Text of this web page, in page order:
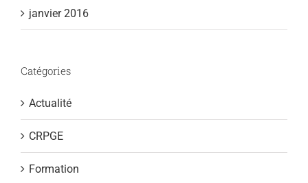
janvier 2016
Catégories
Actualité
CRPGE
Formation